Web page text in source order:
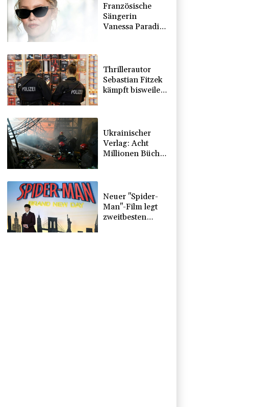
Französische
Sängerin
Vanessa Paradis
bekannt
Thrillerautor
Sebastian Fitzek
kämpft bisweilen
Ukrainischer
Verlag: Acht
Millionen Bücher
Neuer "Spider-
Man"-Film legt
zweitbesten